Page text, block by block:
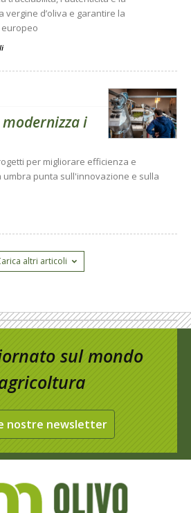
vergine d’oliva e garantire la
modernizza i
per migliorare efficienza e
umbra punta sull'innovazione e sulla
altri articoli
sul mondo
nostre newsletter